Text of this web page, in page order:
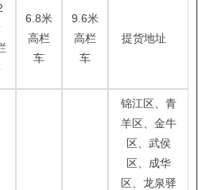
6.8米
高栏
车
9.6米
高栏
车
提货地址
锦江区、青
羊区、金牛
区、武侯
区、成华
区、龙泉驿